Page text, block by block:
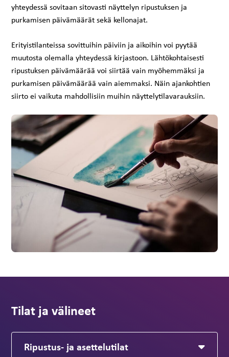
yhteydessä sovitaan sitovasti näyttelyn ripustuksen ja
purkamisen päivämäärät sekä kellonajat.
Erityistilanteissa sovittuihin päiviin ja aikoihin voi pyytää
muutosta olemalla yhteydessä kirjastoon. Lähtökohtaisesti
ripustuksen päivämäärää voi siirtää vain myöhemmäksi ja
purkamisen päivämäärää vain aiemmaksi. Näin ajankohtien
siirto ei vaikuta mahdollisiin muihin näyttelytilavarauksiin.
Tilat ja välineet
Ripustus- ja asettelutilat